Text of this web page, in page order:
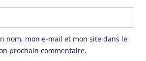
nom, mon e-mail et mon site dans le
prochain commentaire.